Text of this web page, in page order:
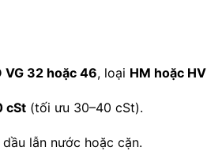
VG 32 hoặc 46, loại HM hoặc HV
cSt (tối ưu 30–40 cSt).
lẫn nước hoặc cặn.